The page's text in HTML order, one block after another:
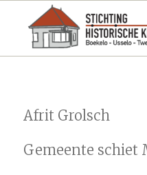
Afrit Grolsch
Gemeente schiet